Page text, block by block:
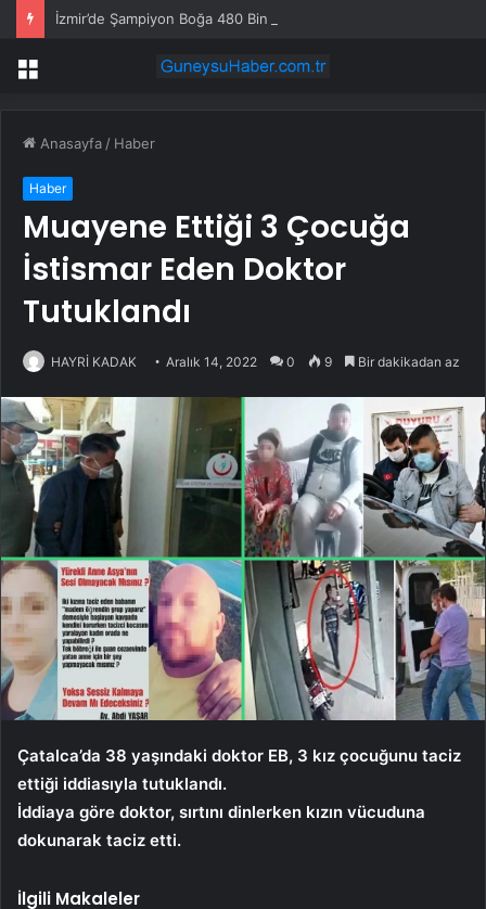
İzmir’de Şampiyon Boğa 480 Bin TL’ye Satıldı
Menü
Anasayfa / Haber
Haber
Muayene Ettiği 3 Çocuğa
İstismar Eden Doktor
Tutuklandı
HAYRİ KADAK Aralık 14, 2022 0 9 Bir dakikadan az
Çatalca’da 38 yaşındaki doktor EB, 3 kız çocuğunu taciz
ettiği iddiasıyla tutuklandı.
İddiaya göre doktor, sırtını dinlerken kızın vücuduna
dokunarak taciz etti.
İlgili Makaleler